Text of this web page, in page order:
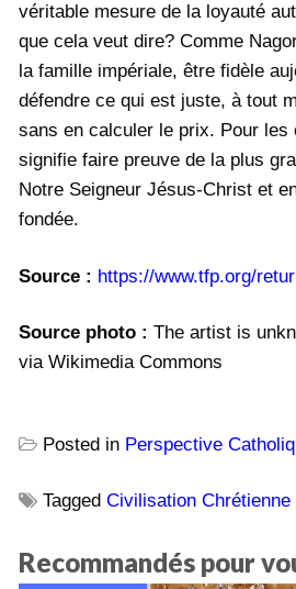
véritable mesure de la loyauté
que cela veut dire? Comme
la famille impériale, être fidèle
défendre ce qui est juste, à tout
sans en calculer le prix. Pour les
signifie faire preuve de la plus
Notre Seigneur Jésus-Christ et
fondée.
Source : https://www.tfp.org/
Source photo : The artist is
via Wikimedia Commons
Posted in Perspective
Tagged Civilisation Chrétienne
Recommandés pour